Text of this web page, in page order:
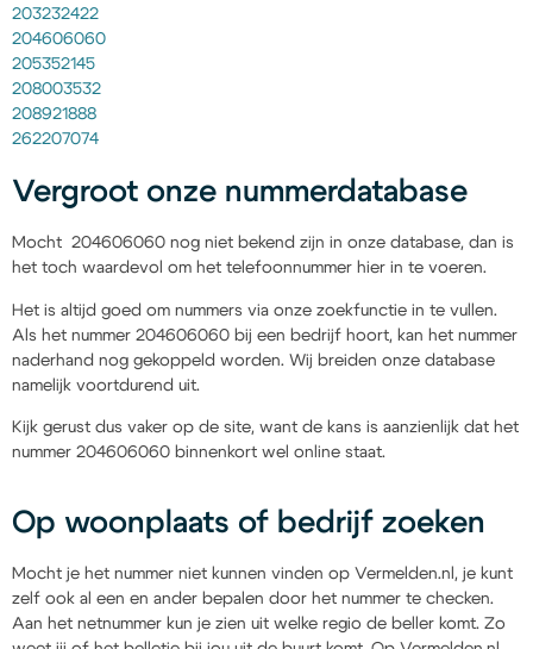
203232422
204606060
205352145
208003532
208921888
262207074
Vergroot onze nummerdatabase
Mocht 204606060 nog niet bekend zijn in onze database, dan is
het toch waardevol om het telefoonnummer hier in te voeren.
Het is altijd goed om nummers via onze zoekfunctie in te vullen.
Als het nummer 204606060 bij een bedrijf hoort, kan het nummer
naderhand nog gekoppeld worden. Wij breiden onze database
namelijk voortdurend uit.
Kijk gerust dus vaker op de site, want de kans is aanzienlijk dat het
nummer 204606060 binnenkort wel online staat.
Op woonplaats of bedrijf zoeken
Mocht je het nummer niet kunnen vinden op Vermelden.nl, je kunt
zelf ook al een en ander bepalen door het nummer te checken.
Aan het netnummer kun je zien uit welke regio de beller komt. Zo